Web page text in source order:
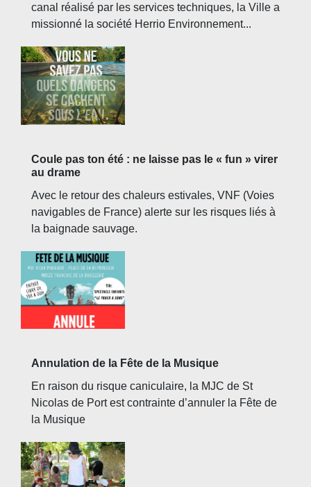
canal réalisé par les services techniques, la Ville a
missionné la société Herrio Environnement...
Coule pas ton été : ne laisse pas le « fun » virer
au drame
Avec le retour des chaleurs estivales, VNF (Voies
navigables de France) alerte sur les risques liés à
la baignade sauvage.
Annulation de la Fête de la Musique
En raison du risque caniculaire, la MJC de St
Nicolas de Port est contrainte d’annuler la Fête de
la Musique